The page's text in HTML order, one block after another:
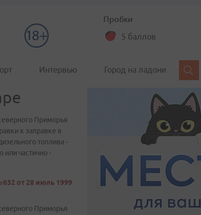
Пробки
5 баллов
Интервью Город на ладони
Приморья
к заправке в
топлива -
частично -
от 28 июль 1999
Приморья